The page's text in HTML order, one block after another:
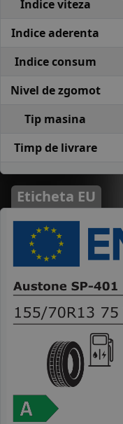
Indice viteza
Indice aderenta
Indice consum
Nivel de zgomot
Tip masina
Timp de livrare
Eticheta EU